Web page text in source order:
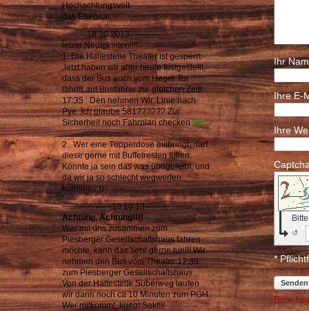
Ihr
Ihre E-
Ihre
↺
*
Senden
Bitte
Hochachtungsvoll
das Ehepaar
---------18.10.2013-----------
letzte Neuigkeiten!!!!
1. Die Haltestelle Theater ist gesperrt.
Jetzt haben wir aber heute festgestellt,
dass der Bus auch vom Heger Tor
fährt!Laut Busfahrer zur gleichen Zeit!
17:35. Den nehmen Wir. Linie nach
Pye. Ich glaube 581?????? Zur
Sicherheit noch Fahrplan checkenhier
2. Wer eine Tupperdose mitbringt, darf
diese gerne mit Buffetresten füllen.
Könnte ja sein das was übrigbleibt, und
da wir ja so schlecht wegwerfen
können...;))
------------------13.10.13-----------------
Achtung, Achtung!!!!
Wer mit uns zusammen zum
Piesberger Gesellschaftshaus fahren
möchte, kann das sehr gerne tun!!! Wir
nehmen den Bus vom Theater 17:35
zum Piesberger Gesellschaftshaus.
Von der Haltestelle Süberweg laufen
wir dann noch ca 10 Minuten zum PGH.
Wer mitkommt, kriegt Sekt!!!